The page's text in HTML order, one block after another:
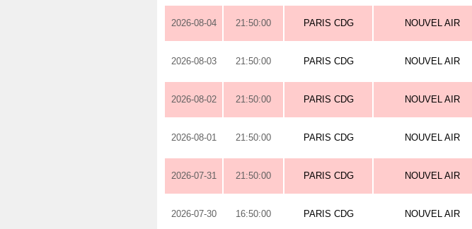
2026-08-04 21:50:00 PARIS CDG NOUVEL AIR
2026-08-03 21:50:00 PARIS CDG NOUVEL AIR
2026-08-02 21:50:00 PARIS CDG NOUVEL AIR
2026-08-01 21:50:00 PARIS CDG NOUVEL AIR
2026-07-31 21:50:00 PARIS CDG NOUVEL AIR
2026-07-30 16:50:00 PARIS CDG NOUVEL AIR